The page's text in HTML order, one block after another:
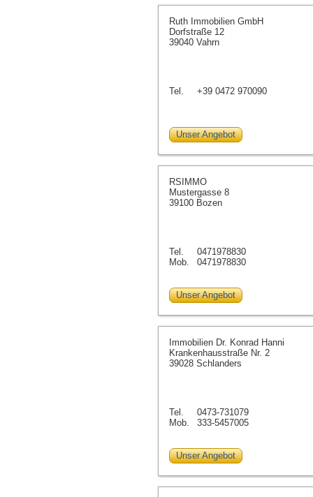
Ruth Immobilien GmbH
Dorfstraße 12
39040 Vahrn
Tel. +39 0472 970090
Unser Angebot
RSIMMO
Mustergasse 8
39100 Bozen
Tel.
0471978830
Mob.
0471978830
Unser Angebot
Immobilien Dr. Konrad Hanni
Krankenhausstraße Nr. 2
39028 Schlanders
Tel.
0473-731079
Mob.
333-5457005
Unser Angebot